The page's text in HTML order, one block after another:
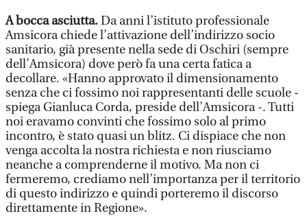
A bocca asciutta.Da anni l’istituto professionale
Amsicora chiede l’attivazione dell’indirizzo socio
sanitario, già presente nella sede di Oschiri (sempre
dell’Amsicora) dove però fa una certa fatica a
decollare. «Hanno approvato il dimensionamento
senza che ci fossimo noi rappresentanti delle scuole -
spiega Gianluca Corda, preside dell’Amsicora -. Tutti
noi eravamo convinti che fossimo solo al primo
incontro, è stato quasi un blitz. Ci dispiace che non
venga accolta la nostra richiesta e non riusciamo
neanche a comprenderne il motivo. Ma non ci
fermeremo, crediamo nell’importanza per il territorio
di questo indirizzo e quindi porteremo il discorso
direttamente in Regione».